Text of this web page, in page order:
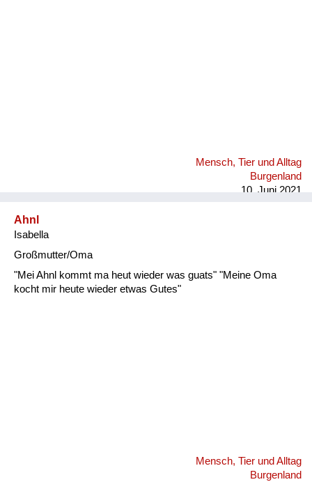
Mensch, Tier und Alltag
Burgenland
10. Juni 2021
Ahnl
Isabella
Großmutter/Oma
"Mei Ahnl kommt ma heut wieder was guats" "Meine Oma
kocht mir heute wieder etwas Gutes"
Mensch, Tier und Alltag
Burgenland